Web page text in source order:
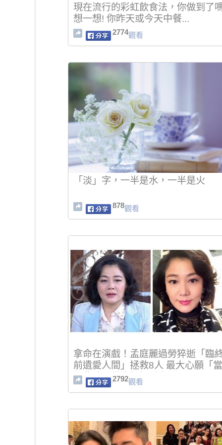
現在流行的彩虹飲食法，你做到了
想一想! 你昨天或今天中餐...
2774觀看
「淡」字，一半是水，一半是火
878觀看
拿命在演戲！孟庭麗過勞猝逝「臨
前遺愛人間」拯救8人 最大心願「當
媽夢碎」從沒好好愛自己
2792觀看